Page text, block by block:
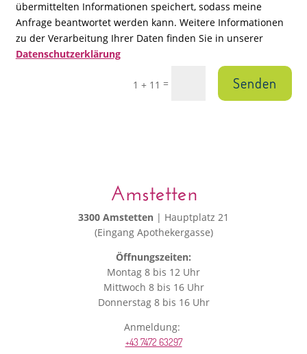
übermittelten Informationen speichert, sodass meine
Anfrage beantwortet werden kann. Weitere Informationen
zu der Verarbeitung Ihrer Daten finden Sie in unserer
Datenschutzerklärung
1 + 11 = Senden
Amstetten
3300 Amstetten | Hauptplatz 21
(Eingang Apothekergasse)
Öffnungszeiten:
Montag 8 bis 12 Uhr
Mittwoch 8 bis 16 Uhr
Donnerstag 8 bis 16 Uhr
Anmeldung:
+43 7472 63297